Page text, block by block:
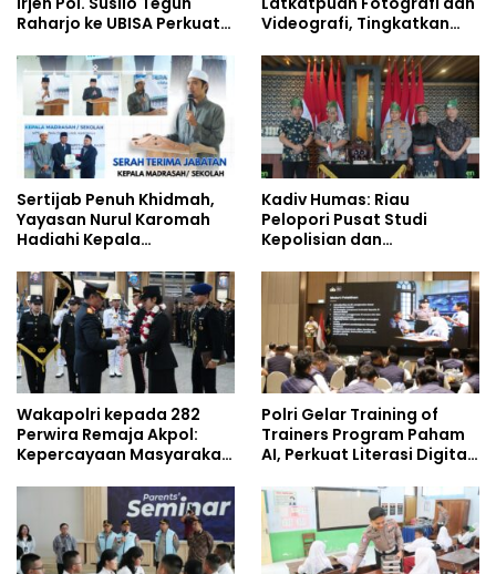
Raharjo ke UBISA Perkuat
Studi Kepolisian
Videografi, Tingkatkan
Era Digital
Sertijab Penuh Khidmah,
Yayasan Nurul Karomah
Hadiahi Kepala
Umrah
Kadiv Humas: Riau
Pelopori Pusat Studi
Kepolisian dan
Policing Masuki Babak
Wakapolri kepada 282
Perwira Remaja Akpol:
Kepercayaan Masyarakat
Polri Gelar Training of
Trainers Program Paham
AI, Perkuat Literasi Digital